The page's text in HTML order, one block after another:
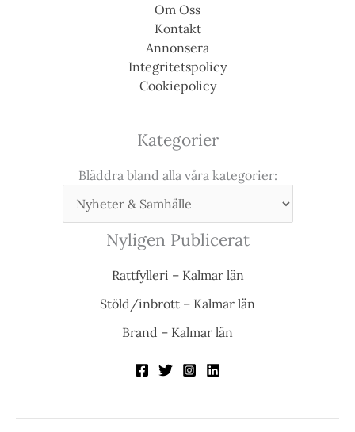
Om Oss
Kontakt
Annonsera
Integritetspolicy
Cookiepolicy
Kategorier
Bläddra bland alla våra kategorier:
Nyligen Publicerat
Rattfylleri – Kalmar län
Stöld/inbrott – Kalmar län
Brand – Kalmar län